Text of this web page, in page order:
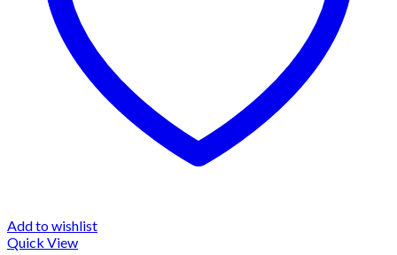
Add to wishlist
Quick View